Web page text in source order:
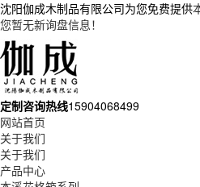
沈阳伽成木制品有限公司为您免费提供
您暂无新询盘信息！
定制咨询热线15904068499
网站首页
关于我们
关于我们
产品中心